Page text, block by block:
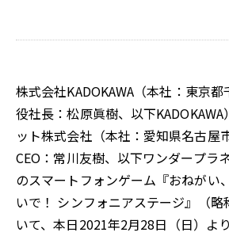
株式会社KADOKAWA（本社：東京
役社長：松原眞樹、以下
ット株式会社（本社：愛知県名古屋
CEO：常川友樹、以下ワンダープラ
のスマートフォンゲーム『おねがい
いで！ シンフォニアステージ』（
いて、本日2021年2月28日（日）よ